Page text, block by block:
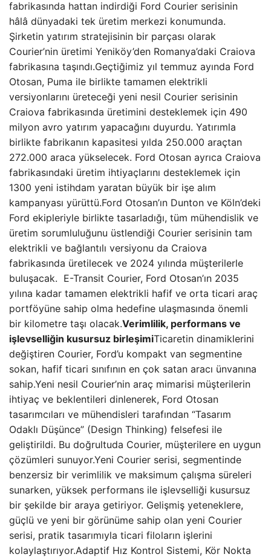
fabrikasında hattan indirdiği Ford Courier serisinin
hâlâ dünyadaki tek üretim merkezi konumunda.
Şirketin yatırım stratejisinin bir parçası olarak
Courier’nin üretimi Yeniköy’den Romanya’daki Craiova
fabrikasına taşındı.Geçtiğimiz yıl temmuz ayında Ford
Otosan, Puma ile birlikte tamamen elektrikli
versiyonlarını üreteceği yeni nesil Courier serisinin
Craiova fabrikasında üretimini desteklemek için 490
milyon avro yatırım yapacağını duyurdu. Yatırımla
birlikte fabrikanın kapasitesi yılda 250.000 araçtan
272.000 araca yükselecek. Ford Otosan ayrıca Craiova
fabrikasındaki üretim ihtiyaçlarını desteklemek için
1300 yeni istihdam yaratan büyük bir işe alım
kampanyası yürüttü.Ford Otosan’ın Dunton ve Köln’deki
Ford ekipleriyle birlikte tasarladığı, tüm mühendislik ve
üretim sorumluluğunu üstlendiği Courier serisinin tam
elektrikli ve bağlantılı versiyonu da Craiova
fabrikasında üretilecek ve 2024 yılında müşterilerle
buluşacak. E-Transit Courier, Ford Otosan’ın 2035
yılına kadar tamamen elektrikli hafif ve orta ticari araç
portföyüne sahip olma hedefine ulaşmasında önemli
bir kilometre taşı olacak.Verimlilik, performans ve
işlevselliğin kusursuz birleşimiTicaretin dinamiklerini
değiştiren Courier, Ford’u kompakt van segmentine
sokan, hafif ticari sınıfının en çok satan aracı ünvanına
sahip.Yeni nesil Courier’nin araç mimarisi müşterilerin
ihtiyaç ve beklentileri dinlenerek, Ford Otosan
tasarımcıları ve mühendisleri tarafından “Tasarım
Odaklı Düşünce” (Design Thinking) felsefesi ile
geliştirildi. Bu doğrultuda Courier, müşterilere en uygun
çözümleri sunuyor.Yeni Courier serisi, segmentinde
benzersiz bir verimlilik ve maksimum çalışma süreleri
sunarken, yüksek performans ile işlevselliği kusursuz
bir şekilde bir araya getiriyor. Gelişmiş yeteneklere,
güçlü ve yeni bir görünüme sahip olan yeni Courier
serisi, pratik tasarımıyla ticari filoların işlerini
kolaylaştırıyor.Adaptif Hız Kontrol Sistemi, Kör Nokta